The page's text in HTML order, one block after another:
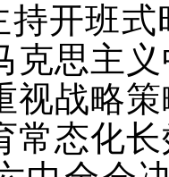
持开班
克思主
视战略
常态化